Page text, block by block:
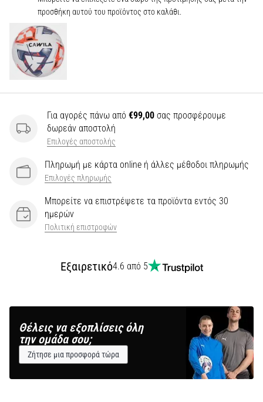
προσθήκη αυτού του προϊόντος στο καλάθι.
Για αγορές πάνω από €99,00 σας προσφέρουμε
δωρεάν αποστολή
Επιλογές αποστολής
Πληρωμή με κάρτα online ή άλλες μέθοδοι πληρωμής
Επιλογές πληρωμής
Μπορείτε να επιστρέψετε τα προϊόντα εντός 30
ημερών
Πολιτική επιστροφών
Εξαιρετικό4.6 από 5
Θέλεις να εξοπλίσεις όλη
την ομάδα σου;
Ζήτησε μια προσφορά τώρα